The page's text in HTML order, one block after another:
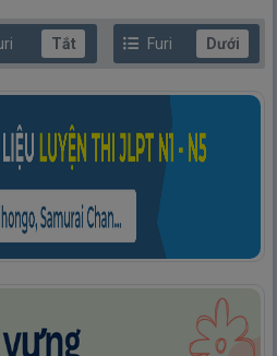
Tắt Furi Dưới